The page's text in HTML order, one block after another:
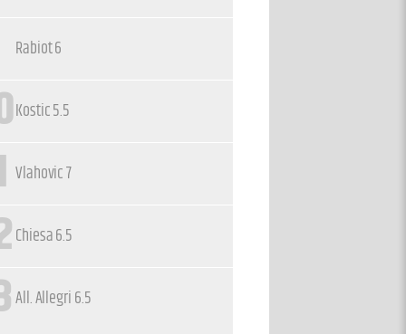
Rabiot 6
Kostic 5.5
Vlahovic 7
Chiesa 6.5
All. Allegri 6.5